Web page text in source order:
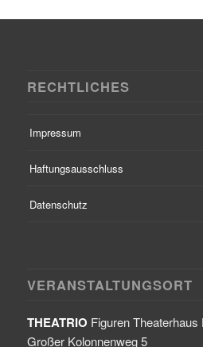
RECHTLICHES
Impressum
Haftungsausschluss
Datenschutz
VERANSTALTUNGSORT
THEATRIO Figuren Theaterhaus
Großer Kolonnenweg 5